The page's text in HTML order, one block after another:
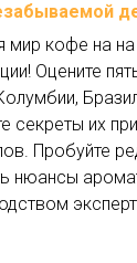
мир кофе на
Оцените
секреты их
Пробуйте
нюансы